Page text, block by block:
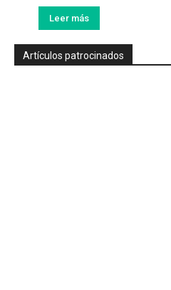
Leer más
Artículos patrocinados